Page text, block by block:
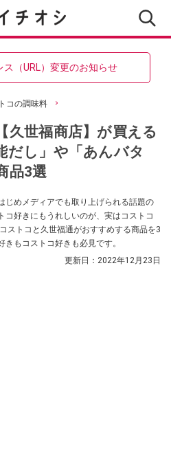
（URL）変更のお知らせ
コの調味料
久世福商店】が買える
だし」や「あんバタ
品3選
じめメディアでも取り上げられる話題の
コ好きにもうれしいのが、実はコストコ
ストコと久世福通がおすすめする商品を3
もコストコ好きも必見です。
更新日： 2022年12月23日